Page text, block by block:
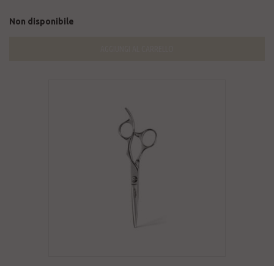
Non disponibile